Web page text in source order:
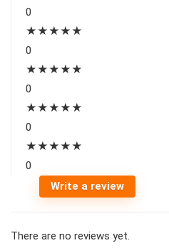
0
★★★★★
0
★★★★★
0
★★★★★
0
★★★★★
0
Write a review
There are no reviews yet.